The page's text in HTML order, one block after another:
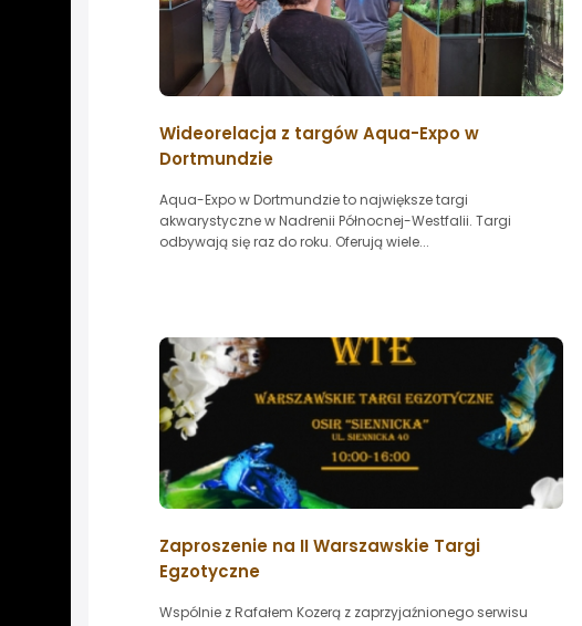
Wideorelacja z targów Aqua-Expo w
Dortmundzie
Aqua-Expo w Dortmundzie to największe targi
akwarystyczne w Nadrenii Północnej-Westfalii. Targi
odbywają się raz do roku. Oferują wiele...
Zaproszenie na II Warszawskie Targi
Egzotyczne
Wspólnie z Rafałem Kozerą z zaprzyjaźnionego serwisu